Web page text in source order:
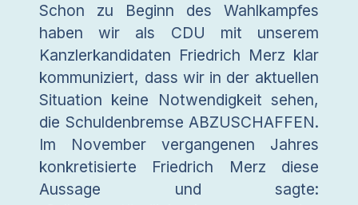
Schon zu Beginn des Wahlkampfes
haben wir als CDU mit unserem
Kanzlerkandidaten Friedrich Merz klar
kommuniziert, dass wir in der aktuellen
Situation keine Notwendigkeit sehen,
die Schuldenbremse ABZUSCHAFFEN.
Im November vergangenen Jahres
konkretisierte Friedrich Merz diese
Aussage und sagte: